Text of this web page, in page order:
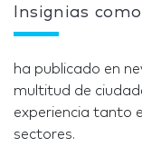
Insignias
ha publicado en
multitud de
experiencia tanto
sectores.